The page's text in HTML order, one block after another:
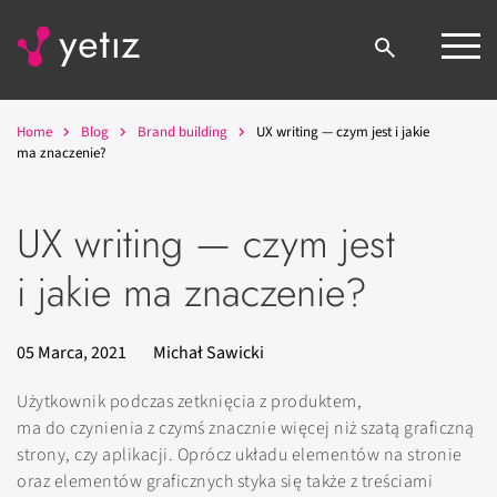
Home Blog Brand building
UX writing — czym jest i jakie
ma znaczenie?
UX writing — czym jest
i jakie ma znaczenie?
05 Marca, 2021
Michał Sawicki
Użytkownik podczas zetknięcia z produktem,
ma do czynienia z czymś znacznie więcej niż szatą graficzną
strony, czy aplikacji. Oprócz układu elementów na stronie
oraz elementów graficznych styka się także z treściami